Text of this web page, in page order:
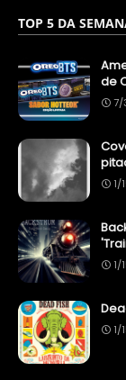
TOP 5 DA
de
7/
1/
1/
1/